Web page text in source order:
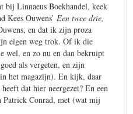
bij Linnaeus Boekhandel, keek
Kees Ouwens’ Een twee drie,
en dat ik zijn proza
eigen weg trok. Of ik die
wel, en zo nu en dan bekruipt
als vergeten, en zijn
het magazijn). En kijk, daar
dat hier neergezet? En een
Patrick Conrad, met (wat mij